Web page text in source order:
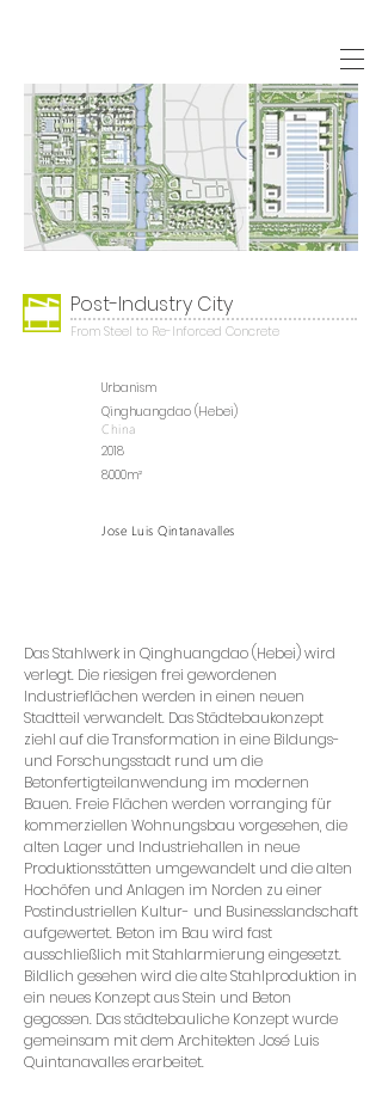
Urbanism
China
Qinghuangdao (Hebei)
2018
8000m²
Jose Luis Qintanavalles
Post-Industry City
From Steel to Re-Inforced Concrete
Das Stahlwerk in Qinghuangdao (Hebei) wird
verlegt. Die riesigen frei gewordenen
Industrieflächen werden in einen neuen
Stadtteil verwandelt. Das Städtebaukonzept
ziehl auf die Transformation in eine Bildungs-
und Forschungsstadt rund um die
Betonfertigteilanwendung im modernen
Bauen. Freie Flächen werden vorranging für
kommerziellen Wohnungsbau vorgesehen, die
alten Lager und Industriehallen in neue
Produktionsstätten umgewandelt und die alten
Hochöfen und Anlagen im Norden zu einer
Postindustriellen Kultur- und Businesslandschaft
aufgewertet. Beton im Bau wird fast
ausschließlich mit Stahlarmierung eingesetzt.
Bildlich gesehen wird die alte Stahlproduktion in
ein neues Konzept aus Stein und Beton
gegossen. Das städtebauliche Konzept wurde
gemeinsam mit dem Architekten José Luis
Quintanavalles erarbeitet.